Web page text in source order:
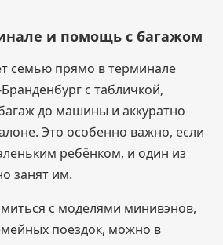
и помощь с багажом
семью прямо в терминале
с табличкой,
до машины и аккуратно
Это особенно важно, если
ребёнком, и один из
занят им.
с моделями минивэнов,
поездок, можно в